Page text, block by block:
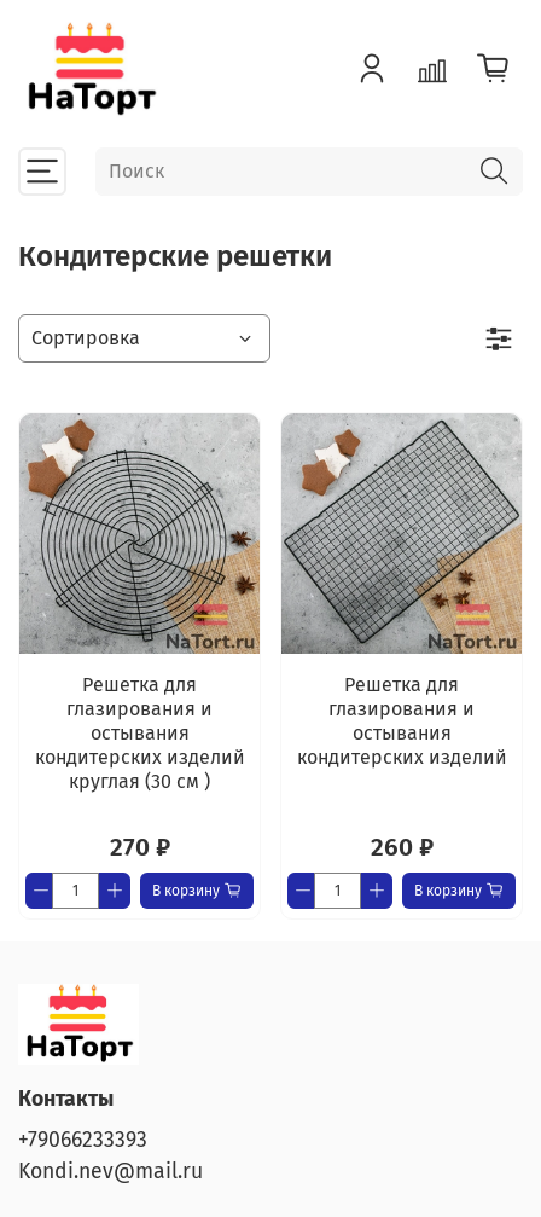
Кондитерские решетки
Решетка для
глазирования и
остывания
кондитерских изделий
круглая (30 см )
270 ₽
В корзину
Решетка для
глазирования и
остывания
кондитерских изделий
260 ₽
В корзину
Контакты
+79066233393
Kondi.nev@mail.ru